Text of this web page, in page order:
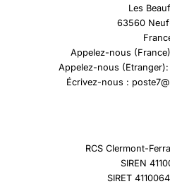
Les
63560
Appelez-nous
Appelez-nous
Écrivez-nous :
RCS Clermont-
SIREN
SIRET